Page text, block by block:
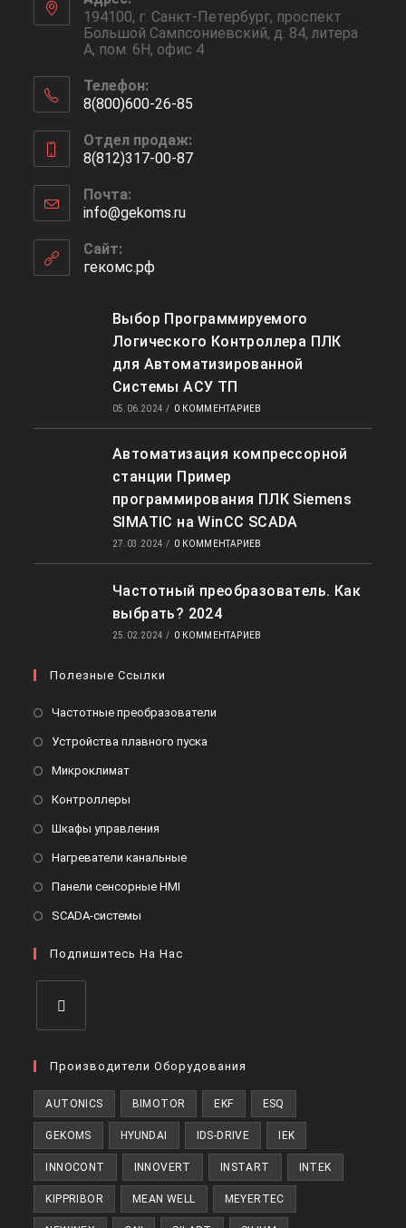
194100, г. Санкт-Петербург, проспект
Большой Сампсониевский, д. 84, литера
А, пом. 6Н, офис 4
Телефон:
8(800)600-26-85
в
вашем
приложении
Отдел продаж:
8(812)317-00-87
в
вашем
приложении
Почта:
info@gekoms.ruОткроется
Сайт:
гекомс.рф
Выбор Программируемого
Логического Контроллера ПЛК
для Автоматизированной
Системы АСУ ТП
05.06.2024 / 0 КОММЕНТАРИЕВ
Автоматизация компрессорной
станции Пример
программирования ПЛК Siemens
SIMATIC на WinCC SCADA
27.03.2024 / 0 КОММЕНТАРИЕВ
Частотный преобразователь. Как
выбрать? 2024
25.02.2024 / 0 КОММЕНТАРИЕВ
Полезные Ссылки
Частотные преобразователи
Устройства плавного пуска
МикроклиматОткроется
вкладке
Контроллеры
вкладке
Шкафы управления
вкладке
Нагреватели канальныеОткроется
Панели сенсорные HMI
вкладке
SCADA-системы
новой
Подпишитесь На Нас
в
вкладке
Производители Оборудования
AUTONICS BIMOTOR EKF ESQ
GEKOMS HYUNDAI IDS-DRIVE IEK
INNOCONT INNOVERT INSTART INTEK
KIPPRIBOR MEAN WELL MEYERTEC